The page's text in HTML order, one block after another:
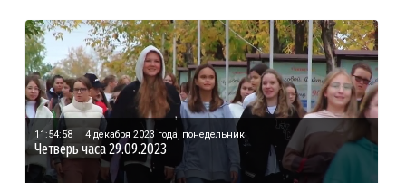
11:54:58 4 декабря 2023 года, понедельник
Четверь часа 29.09.2023